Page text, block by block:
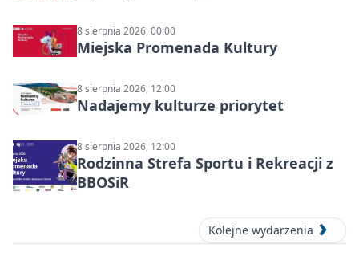
8 sierpnia 2026, 00:00
Miejska Promenada Kultury
8 sierpnia 2026, 12:00
Nadajemy kulturze priorytet
8 sierpnia 2026, 12:00
Rodzinna Strefa Sportu i Rekreacji z
BBOSiR
Kolejne wydarzenia